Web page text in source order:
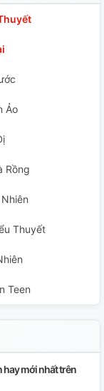
Ảo
Rồng
Thuyết
Teen
hay mới nhất trên